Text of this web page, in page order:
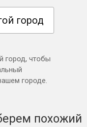
город
город, чтобы
городе.
похожий